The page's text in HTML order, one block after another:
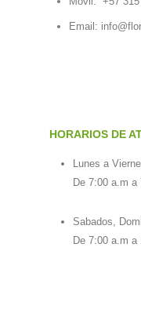
Email:
HORARIOS DE
Lunes a
De 7:00 a.m a
Sabados,
De 7:00 a.m a